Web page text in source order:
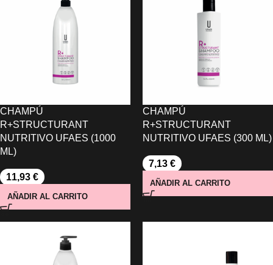
CHAMPÚ
R+STRUCTURANT
NUTRITIVO UFAES (1000
ML)
11,93 €
AÑADIR AL CARRITO
CHAMPÚ
R+STRUCTURANT
NUTRITIVO UFAES (300 ML)
7,13 €
AÑADIR AL CARRITO